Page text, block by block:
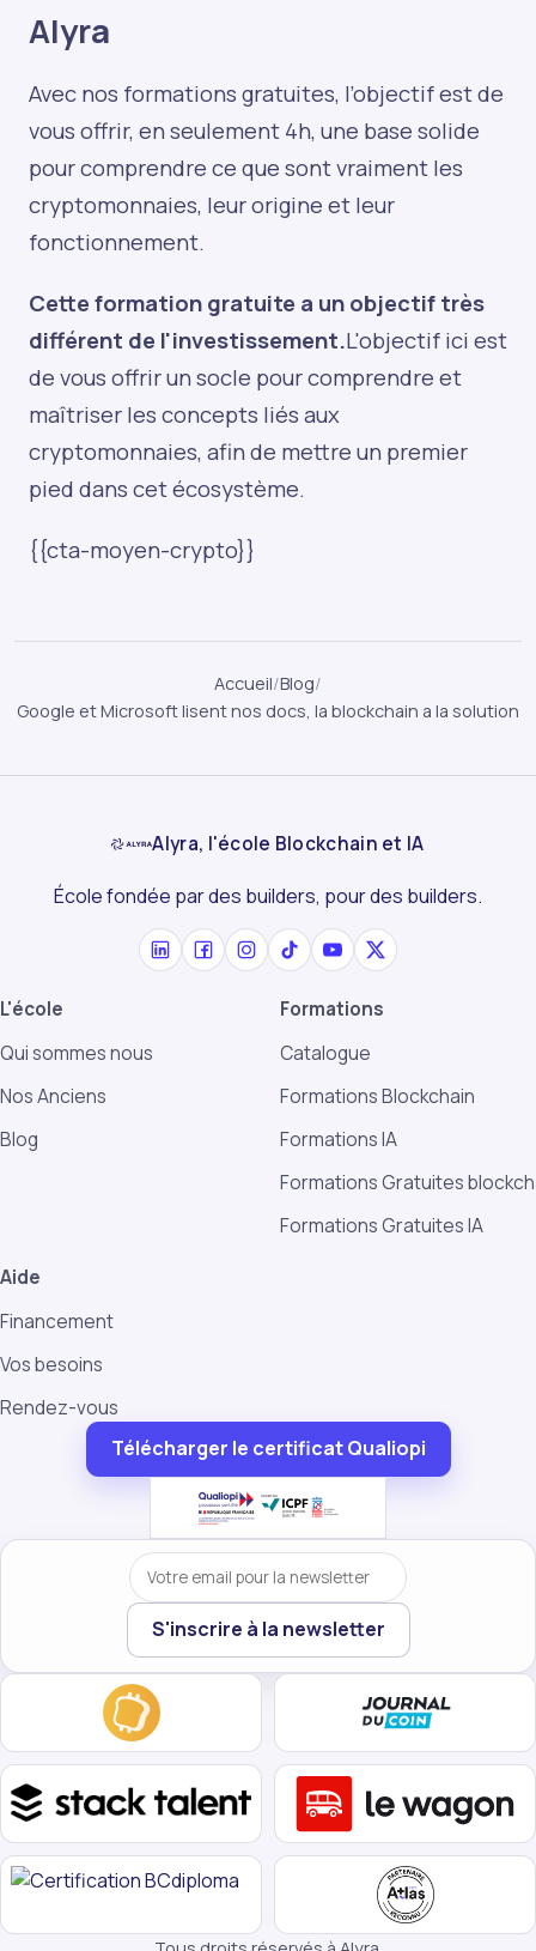
Alyra
Avec nos formations gratuites, l’objectif est de
vous offrir, en seulement 4h, une base solide
pour comprendre ce que sont vraiment les
cryptomonnaies, leur origine et leur
fonctionnement.
Cette formation gratuite a un objectif très
différent de l'investissement.L'objectif ici est
de vous offrir un socle pour comprendre et
maîtriser les concepts liés aux
cryptomonnaies, afin de mettre un premier
pied dans cet écosystème.
{{cta-moyen-crypto}}
Accueil/Blog/
Google et Microsoft lisent nos docs, la blockchain a la solution
Alyra, l'école Blockchain et IA
École fondée par des builders, pour des builders.
L'école
Qui sommes nous
Nos Anciens
Blog
Formations
Catalogue
Formations Blockchain
Formations IA
Formations Gratuites
Formations Gratuites IA
Aide
Financement
Vos besoins
Rendez-vous
Télécharger le certificat Qualiopi
Votre email
S'inscrire à la newsletter